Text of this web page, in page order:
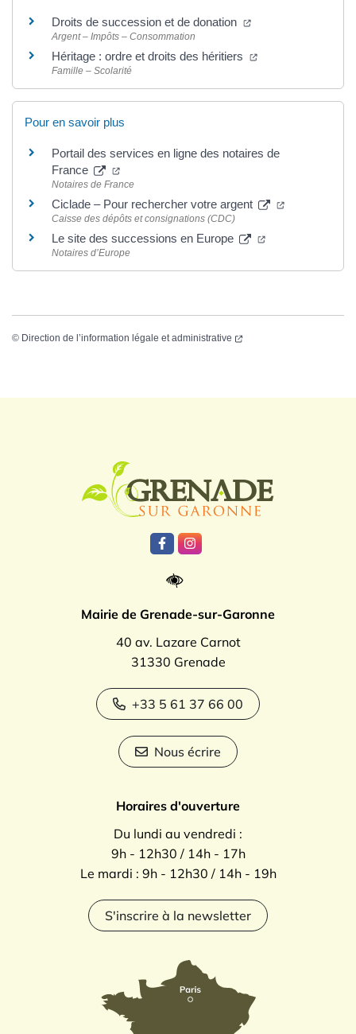
Droits de succession et de donation
Argent – Impôts – Consommation
Héritage : ordre et droits des héritiers
Famille – Scolarité
Pour en savoir plus
Portail des services en ligne des notaires de
France
Notaires de France
Ciclade – Pour rechercher votre argent
Caisse des dépôts et consignations (CDC)
Le site des successions en Europe
Notaires d’Europe
© Direction de l’information légale et administrative
Lien vers le compte Facebook
Lien vers le compte
Mairie de Grenade-sur-Garonne
40 av. Lazare Carnot
31330 Grenade
+33 5 61 37 66 00
Nous écrire
Horaires d'ouverture
Du lundi au vendredi :
9h - 12h30 / 14h - 17h
Le mardi : 9h - 12h30 / 14h - 19h
S'inscrire à la newsletter